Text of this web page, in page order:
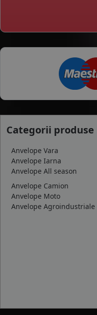
Categorii produse
Anvelope Vara
Anvelope Iarna
Anvelope All season
Anvelope Camion
Anvelope Moto
Anvelope Agroindustriale